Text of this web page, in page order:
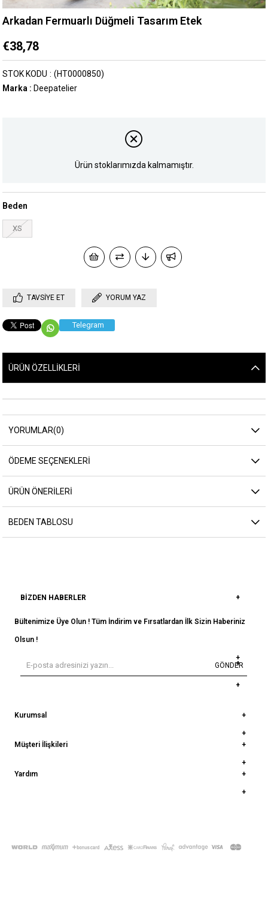
Arkadan Fermuarlı Düğmeli Tasarım Etek
€38,78
(HT0000850)
STOK KODU
Marka : Deepatelier
Ürün stoklarımızda kalmamıştır.
Beden
XS
TAVSIYE ET YORUM YAZ
Telegram
ÜRÜN ÖZELLIKLERI
YORUMLAR(0)
ÖDEME SEÇENEKLERI
ÜRÜN ÖNERILERI
BEDEN TABLOSU
BIZDEN HABERLER
Bültenimize Üye Olun ! Tüm İndirim ve Fırsatlardan İlk Sizin Haberiniz
Olsun !
GÖNDER
Kurumsal
Müşteri İlişkileri
Yardım